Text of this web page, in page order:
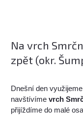
Na vrch
zpět (okr.
Dnešní den
navštívímevrch
přijíždíme do malé